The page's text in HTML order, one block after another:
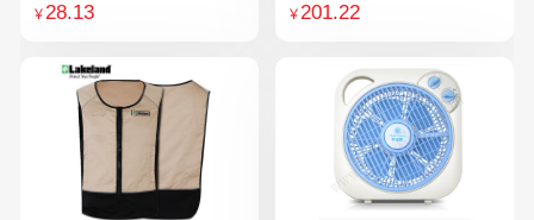
￥28.13 ￥201.22